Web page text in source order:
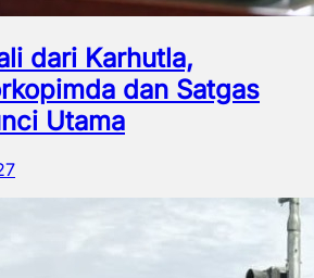
dari Karhutla,
dan Satgas
Utama